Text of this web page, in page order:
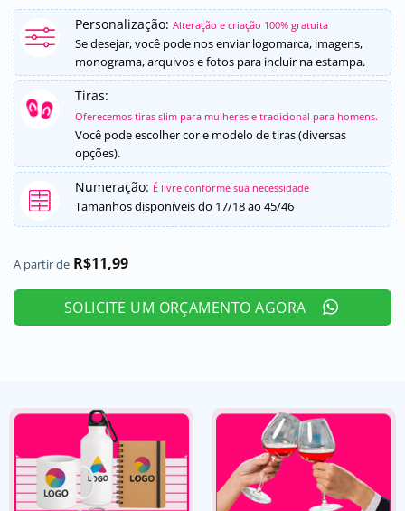
Avaliado
como
de
5, com
baseado em
1
avaliação
de cliente
Personalização: Alteração e criação 100% gratuita
Se desejar, você pode nos enviar logomarca, imagens,
monograma, arquivos e fotos para incluir na estampa.
Tiras:
Oferecemos tiras slim para mulheres e tradicional para homens.
Você pode escolher cor e modelo de tiras (diversas
opções).
Numeração: É livre conforme sua necessidade
Tamanhos disponíveis do 17/18 ao 45/46
A partir de R$11,99
SOLICITE UM ORÇAMENTO AGORA